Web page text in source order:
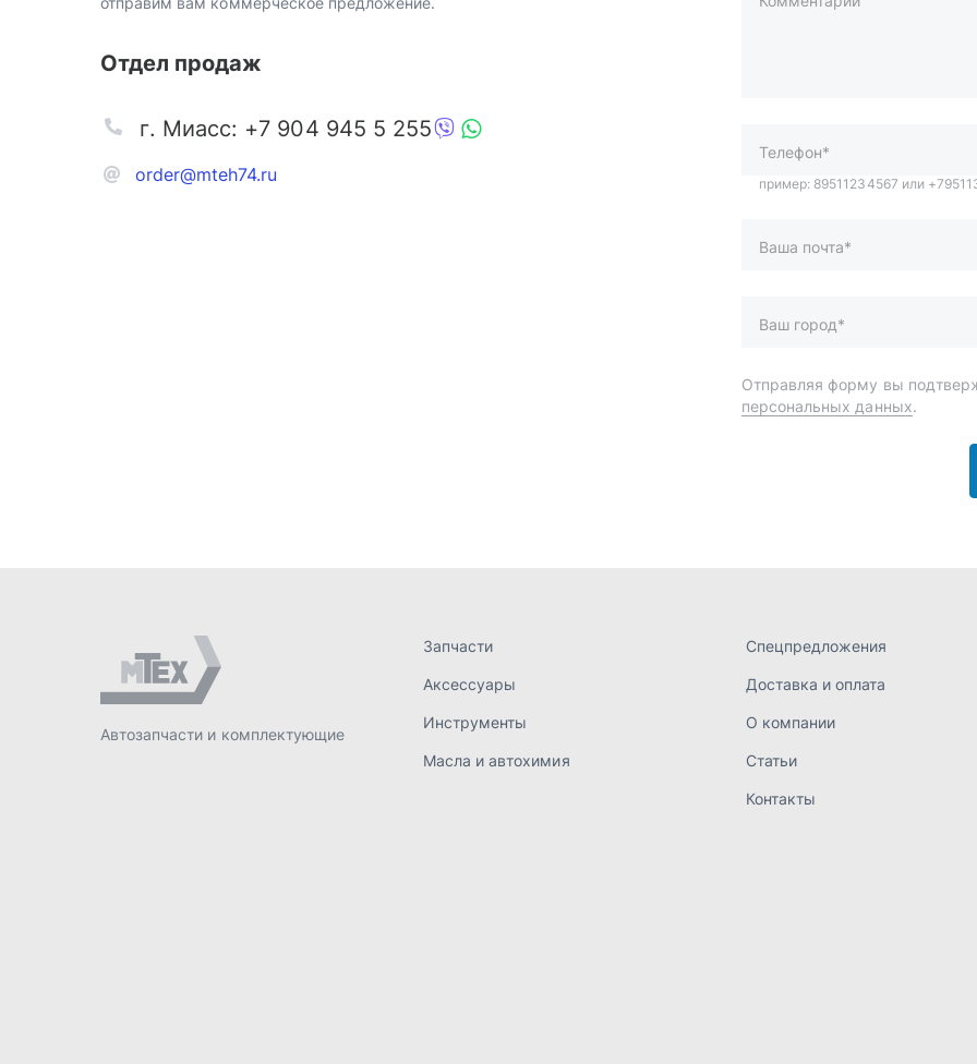
Отдел продаж
order@mteh74.ru
г. Миасс: +7 904 945 5 255
пример: 89511234567 или
Доставка и оплата